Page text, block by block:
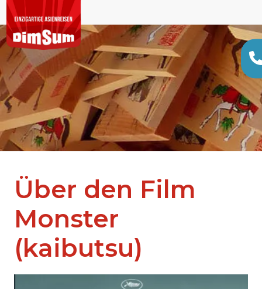
Über den Film
Monster
(kaibutsu)